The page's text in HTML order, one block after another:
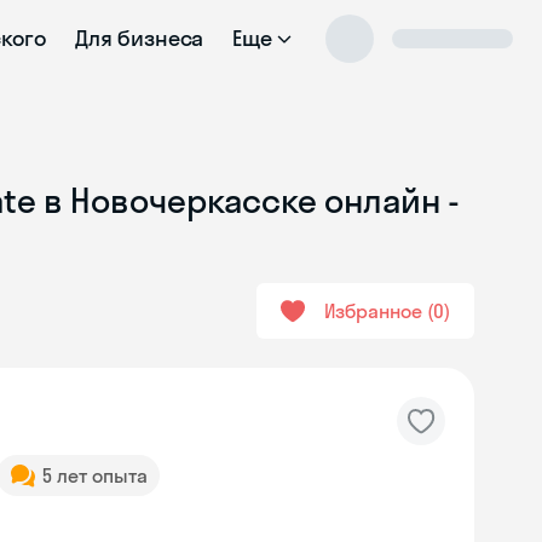
Для бизнеса Еще
в Новочеркасске онлайн -
Избранное 0
5 лет опыта